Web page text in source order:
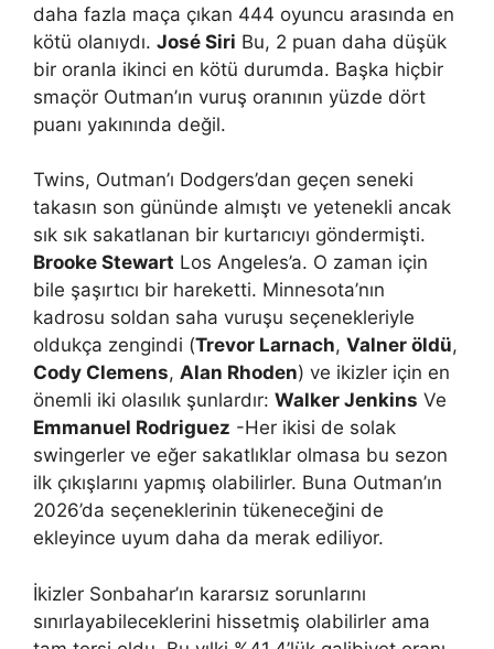
daha fazla maça çıkan 444 oyuncu arasında en
kötü olanıydı. José Siri Bu, 2 puan daha düşük
bir oranla ikinci en kötü durumda. Başka hiçbir
smaçör Outman’ın vuruş oranının yüzde dört
puanı yakınında değil.
Twins, Outman’ı Dodgers’dan geçen seneki
takasın son gününde almıştı ve yetenekli ancak
sık sık sakatlanan bir kurtarıcıyı göndermişti.
Brooke Stewart Los Angeles’a. O zaman için
bile şaşırtıcı bir hareketti. Minnesota’nın
kadrosu soldan saha vuruşu seçenekleriyle
oldukça zengindi (Trevor Larnach, Valner öldü,
Cody Clemens, Alan Rhoden) ve ikizler için en
önemli iki olasılık şunlardır: Walker Jenkins Ve
Emmanuel Rodriguez -Her ikisi de solak
swingerler ve eğer sakatlıklar olmasa bu sezon
ilk çıkışlarını yapmış olabilirler. Buna Outman’ın
2026’da seçeneklerinin tükeneceğini de
ekleyince uyum daha da merak ediliyor.
İkizler Sonbahar’ın kararsız sorunlarını
sınırlayabileceklerini hissetmiş olabilirler ama